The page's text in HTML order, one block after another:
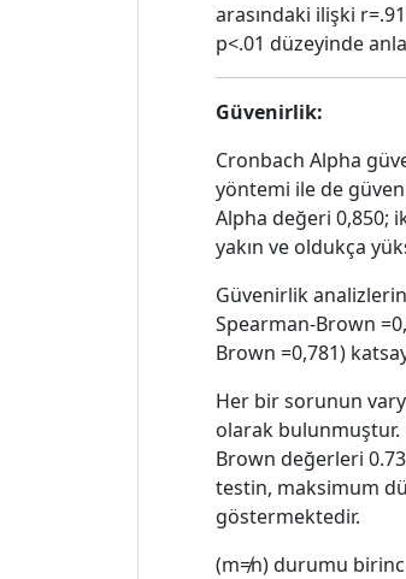
arasındaki ilişki
p<.01 düzeyinde
Güvenirlik:
Cronbach Alpha
yöntemi ile de
Alpha değeri 0,850;
yakın ve oldukça
Güvenirlik
Spearman-Brown
Brown =0,781)
Her bir sorunun
olarak bulunmuştur.
Brown değerleri
testin, maksimum
göstermektedir.
(m≠n) durumu